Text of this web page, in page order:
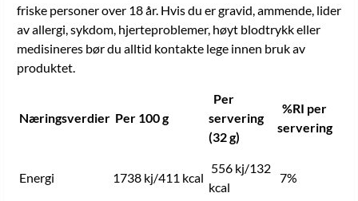
friske personer over 18 år. Hvis du er gravid, ammende, lider
av allergi, sykdom, hjerteproblemer, høyt blodtrykk eller
medisineres bør du alltid kontakte lege innen bruk av
produktet.
Næringsverdier Per 100 g
Per
servering
(32 g)
%RI per
servering
Energi 1738 kj/411 kcal
556 kj/132
kcal
7%